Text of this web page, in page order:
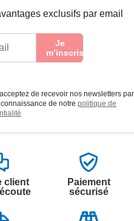
exclusifs par email
Je
m’inscris
de recevoir nos newsletters par
de notre politique de
client
Paiement
sécurisé